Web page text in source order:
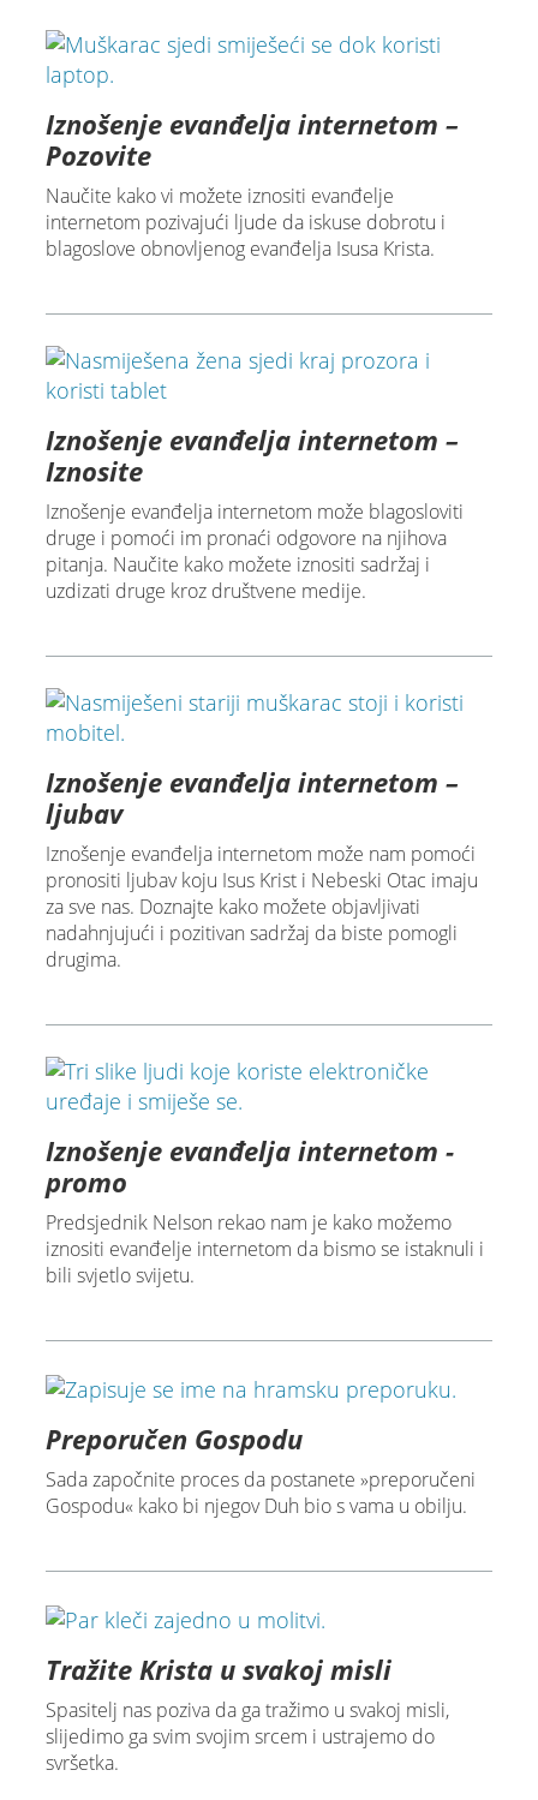
Iznošenje evanđelja internetom –
Pozovite
Naučite kako vi možete iznositi evanđelje
internetom pozivajući ljude da iskuse dobrotu i
blagoslove obnovljenog evanđelja Isusa Krista.
Iznošenje evanđelja internetom –
Iznosite
Iznošenje evanđelja internetom može blagosloviti
druge i pomoći im pronaći odgovore na njihova
pitanja. Naučite kako možete iznositi sadržaj i
uzdizati druge kroz društvene medije.
Iznošenje evanđelja internetom –
ljubav
Iznošenje evanđelja internetom može nam pomoći
pronositi ljubav koju Isus Krist i Nebeski Otac imaju
za sve nas. Doznajte kako možete objavljivati
nadahnjujući i pozitivan sadržaj da biste pomogli
drugima.
Iznošenje evanđelja internetom -
promo
Predsjednik Nelson rekao nam je kako možemo
iznositi evanđelje internetom da bismo se istaknuli i
bili svjetlo svijetu.
Preporučen Gospodu
Sada započnite proces da postanete »preporučeni
Gospodu« kako bi njegov Duh bio s vama u obilju.
Tražite Krista u svakoj misli
Spasitelj nas poziva da ga tražimo u svakoj misli,
slijedimo ga svim svojim srcem i ustrajemo do
svršetka.